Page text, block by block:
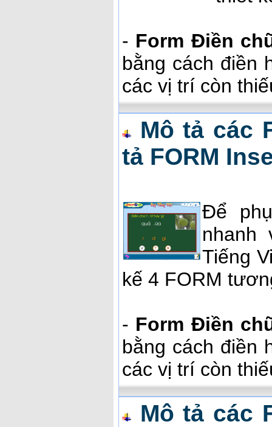
- Form Điền
bằng cách điền
các vị trí còn
Mô tả các
tả FORM
Để
nhanh
Tiếng
kế 4 FORM
- Form Điền
bằng cách điền
các vị trí còn
Mô tả các